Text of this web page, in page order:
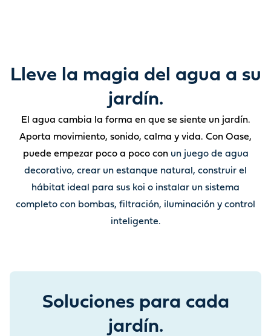
Lleve la magia del agua a su
jardín.
El agua cambia la forma en que se siente un jardín.
Aporta movimiento, sonido, calma y vida. Con Oase,
puede empezar poco a poco con un juego de agua
decorativo, crear un estanque natural, construir el
hábitat ideal para sus koi o instalar un sistema
completo con bombas, filtración, iluminación y control
inteligente.
Soluciones para cada
jardín.